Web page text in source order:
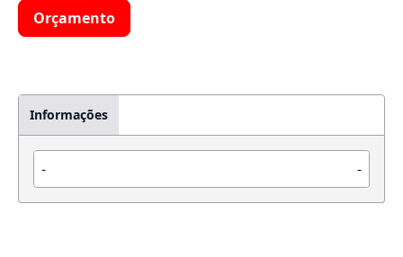
Orçamento
Informações
- -